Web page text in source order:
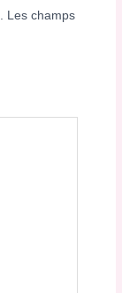
Les champs